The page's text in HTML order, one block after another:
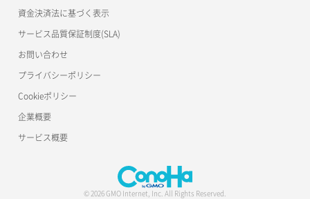
資金決済法に基づく表示
サービス品質保証制度(SLA)
お問い合わせ
プライバシーポリシー
Cookieポリシー
企業概要
サービス概要
© 2026 GMO Internet, Inc. All Rights Reserved.